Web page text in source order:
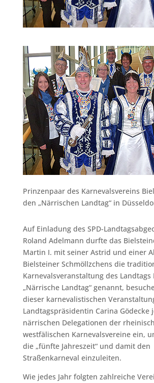
Prinzenpaar des Karnevalsvereins
den „Närrischen Landtag“ in
Auf Einladung des SPD-
Roland Adelmann durfte das
Martin I. mit seiner Astrid und einer
Bielsteiner Schmöllzchens die
Karnevalsveranstaltung des Landtags
„Närrische Landtag“ genannt,
dieser karnevalistischen
Landtagspräsidentin Carina Gödecke
närrischen Delegationen der
westfälischen Karnevalsvereine ein,
die „fünfte Jahreszeit“ und damit den
Straßenkarneval einzuleiten.
Wie jedes Jahr folgten zahlreiche